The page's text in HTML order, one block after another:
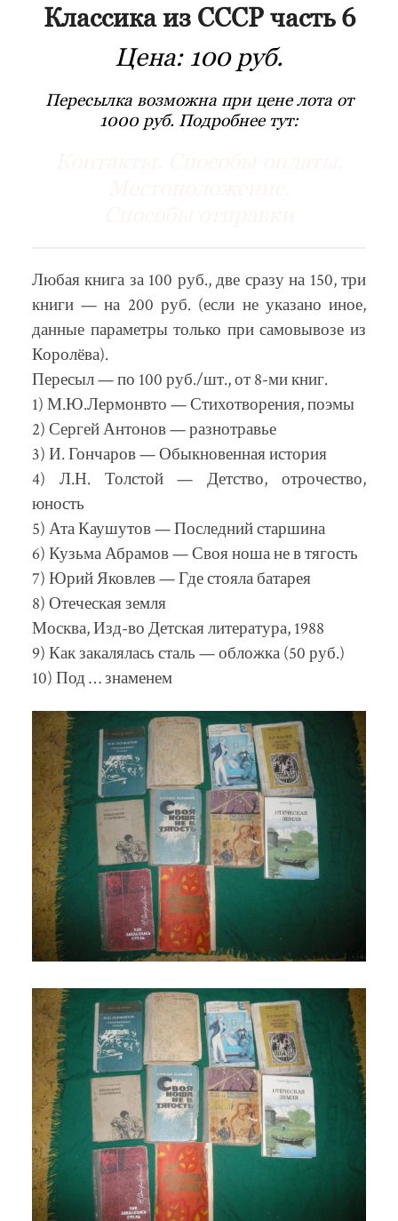
Классика из СССР часть 6
Цена: 100 руб.
Пересылка возможна при цене лота от
1000 руб. Подробнее тут:
Любая книга за 100 руб., две сразу на 150, три
книги — на 200 руб. (если не указано иное,
данные параметры только при самовывозе из
Королёва).
Пересыл — по 100 руб./шт., от 8-ми книг.
1) М.Ю.Лермонвто — Стихотворения, поэмы
2) Сергей Антонов — разнотравье
3) И. Гончаров — Обыкновенная история
4) Л.Н. Толстой — Детство, отрочество,
юность
5) Ата Каушутов — Последний старшина
6) Кузьма Абрамов — Своя ноша не в тягость
7) Юрий Яковлев — Где стояла батарея
8) Отеческая земля
Москва, Изд-во Детская литература, 1988
9) Как закалялась сталь — обложка (50 руб.)
10) Под … знаменем